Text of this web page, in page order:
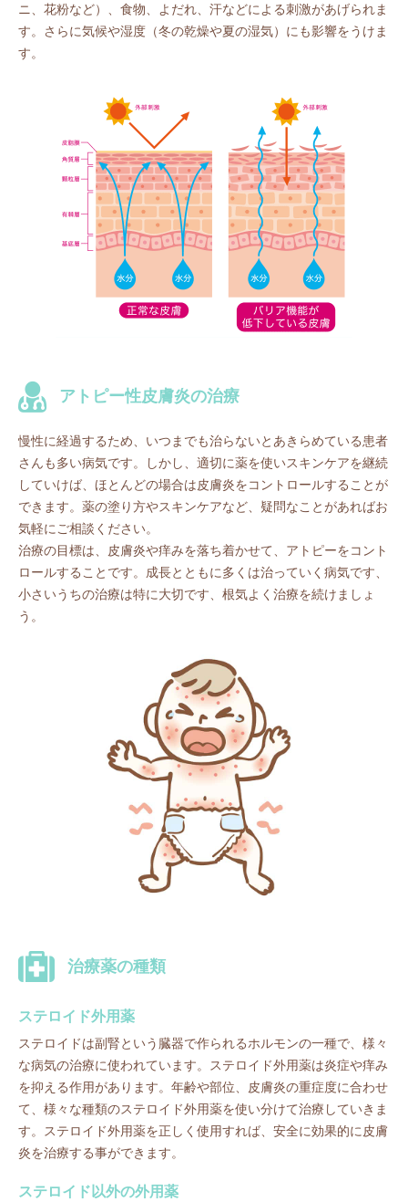
ニ、花粉など）、食物、よだれ、汗などによる刺激があげられま
す。さらに気候や湿度（冬の乾燥や夏の湿気）にも影響をうけま
す。
アトピー性皮膚炎の治療
慢性に経過するため、いつまでも治らないとあきらめている患者
さんも多い病気です。しかし、適切に薬を使いスキンケアを継続
していけば、ほとんどの場合は皮膚炎をコントロールすることが
できます。薬の塗り方やスキンケアなど、疑問なことがあればお
気軽にご相談ください。
治療の目標は、皮膚炎や痒みを落ち着かせて、アトピーをコント
ロールすることです。成長とともに多くは治っていく病気です、
小さいうちの治療は特に大切です、根気よく治療を続けましょ
う。
治療薬の種類
ステロイド外用薬
ステロイドは副腎という臓器で作られるホルモンの一種で、様々
な病気の治療に使われています。ステロイド外用薬は炎症や痒み
を抑える作用があります。年齢や部位、皮膚炎の重症度に合わせ
て、様々な種類のステロイド外用薬を使い分けて治療していきま
す。ステロイド外用薬を正しく使用すれば、安全に効果的に皮膚
炎を治療する事ができます。
ステロイド以外の外用薬